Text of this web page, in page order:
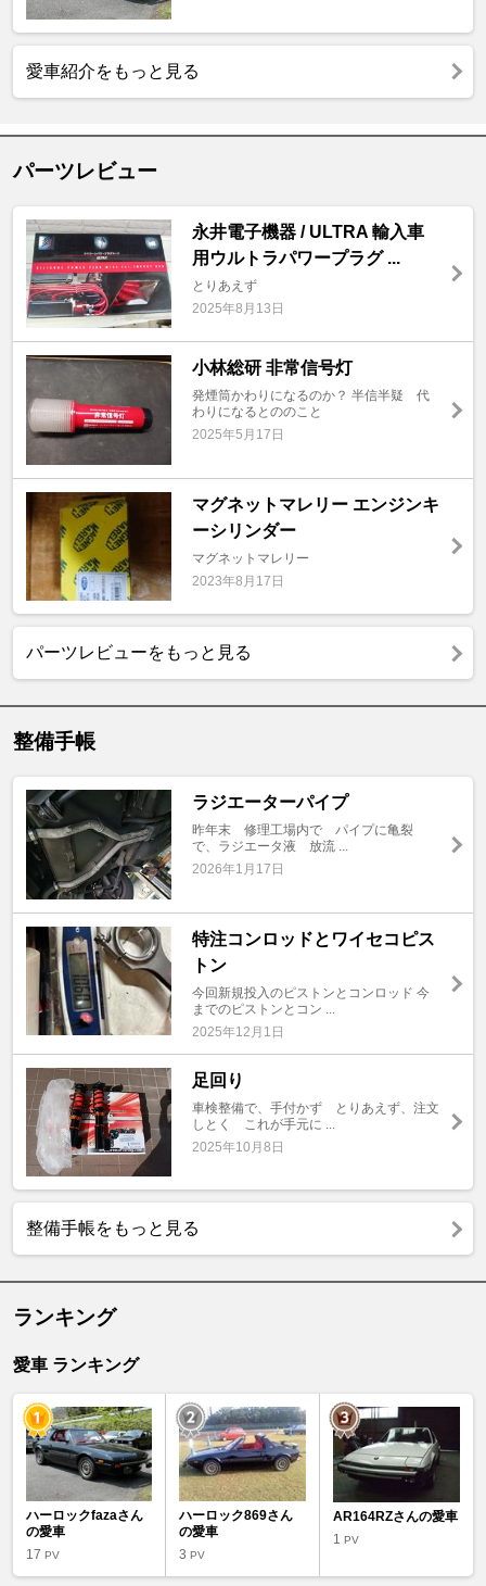
愛車紹介をもっと見る
パーツレビュー
永井電子機器 / ULTRA 輸入車
用ウルトラパワープラグ ...
とりあえず
2025年8月13日
小林総研 非常信号灯
発煙筒かわりになるのか？ 半信半疑 代
わりになるとののこと
2025年5月17日
マグネットマレリー エンジンキ
ーシリンダー
マグネットマレリー
2023年8月17日
パーツレビューをもっと見る
整備手帳
ラジエーターパイプ
昨年末 修理工場内で パイプに亀裂
で、ラジエータ液 放流 ...
2026年1月17日
特注コンロッドとワイセコピス
トン
今回新規投入のピストンとコンロッド 今
までのピストンとコン ...
2025年12月1日
足回り
車検整備で、手付かず とりあえず、注文
しとく これが手元に ...
2025年10月8日
整備手帳をもっと見る
ランキング
愛車 ランキング
ハーロックfazaさん
の愛車
17 PV
ハーロック869さん
の愛車
3PV
AR164RZさんの愛車
1 PV